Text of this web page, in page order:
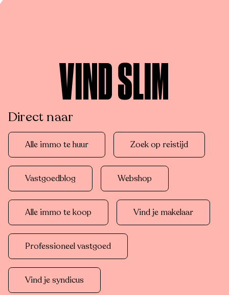
VIND SLIM
Direct naar
Alle immo te huur Zoek op reistijd
Vastgoedblog Webshop
Alle immo te koop Vind je makelaar
Professioneel vastgoed
Vind je syndicus